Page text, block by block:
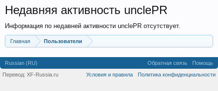
Недавняя активность unclePR
Информация по недавней активности unclePR отсутствует.
Главная Пользователи
Russian (RU) Обратная связь
Помощь
Условия и правила
Политика конфиденциальности
Перевод: XF-Russia.ru